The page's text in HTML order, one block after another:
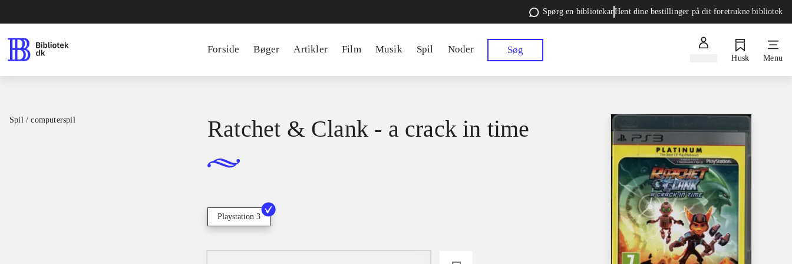
Spørg en bibliotekarHent dine bestillinger på dit foretrukne bibliotek
Forside Bøger Artikler Film Musik Spil Noder Søg
Husk Menu
Spil / computerspil Ratchet & Clank - a crack in time
Playstation 3